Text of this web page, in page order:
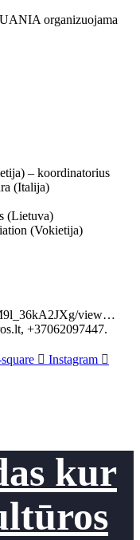
organizuojama
– koordinatorius
(Italija)
(Lietuva)
(Vokietija)
view…
+37062097447.
Instagram
kur